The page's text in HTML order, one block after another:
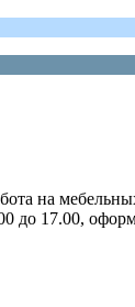
на
до 17.00,